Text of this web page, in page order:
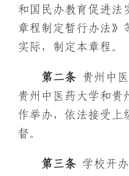
和国民办教育促进法
章程制定暂行办法》
实际，制定本章程。
第二条 贵州中
贵州中医药大学和贵
作举办，依法接受上
督。
第三条 学校开